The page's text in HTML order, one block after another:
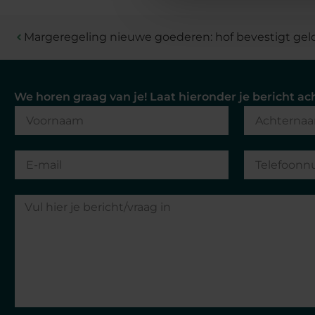
Margeregeling nieuwe goederen: hof bevestigt
We horen graag van je! Laat hieronder je bericht
"Sinds ik klant ben bij Van Berkel
week op de hoogte zijn als ik dat wil. Ik
adviserende